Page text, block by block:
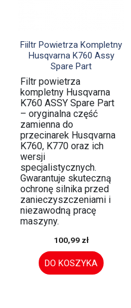
Szybki podgląd
Fiiltr Powietrza Kompletny
Husqvarna K760 Assy
Spare Part
Filtr powietrza
kompletny Husqvarna
K760 ASSY Spare Part
– oryginalna część
zamienna do
przecinarek Husqvarna
K760, K770 oraz ich
wersji
specjalistycznych.
Gwarantuje skuteczną
ochronę silnika przed
zanieczyszczeniami i
niezawodną pracę
maszyny.
100,99 zł
DO KOSZYKA